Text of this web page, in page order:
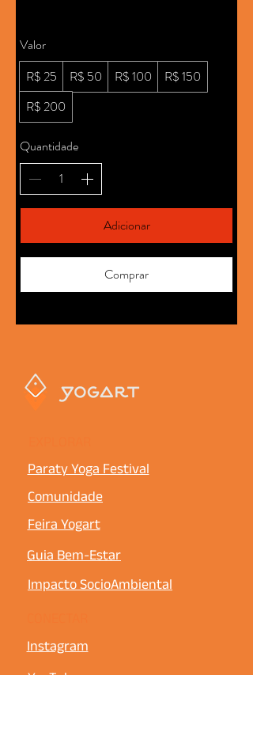
Valor
R$ 25
R$ 50 R$ 100
R$ 150
R$ 200
Quantidade
Adicionar
Comprar
Paraty Yoga Festival
Comunidade
Feira Yogart
Guia Bem-Estar
Impacto SocioAmbiental
Instagram
YouTube